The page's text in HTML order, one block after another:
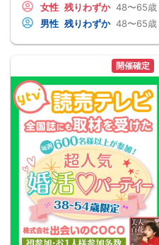
女性 残りわずか 48〜65歳
男性 残りわずか 48〜65歳
開催確定